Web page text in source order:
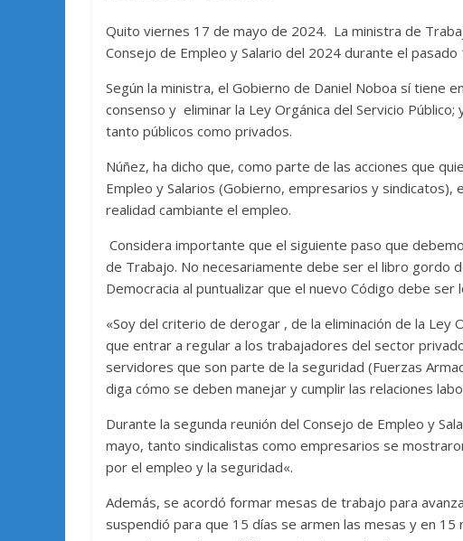
Quito viernes 17 de mayo de 2024. La ministra de
Consejo de Empleo y Salario del 2024 durante el pasado
Según la ministra, el Gobierno de Daniel Noboa sí tiene
consenso y eliminar la Ley Orgánica del Servicio
tanto públicos como privados.
Núñez, ha dicho que, como parte de las acciones que
Empleo y Salarios (Gobierno, empresarios y sindicatos),
realidad cambiante el empleo.
Considera importante que el siguiente paso que
de Trabajo. No necesariamente debe ser el libro gordo
Democracia al puntualizar que el nuevo Código debe
«Soy del criterio de derogar , de la eliminación de la Ley
que entrar a regular a los trabajadores del sector
servidores que son parte de la seguridad (Fuerzas
diga cómo se deben manejar y cumplir las relaciones
Durante la segunda reunión del Consejo de Empleo y
mayo, tanto sindicalistas como empresarios se
por el empleo y la seguridad«.
Además, se acordó formar mesas de trabajo para
suspendió para que 15 días se armen las mesas y en